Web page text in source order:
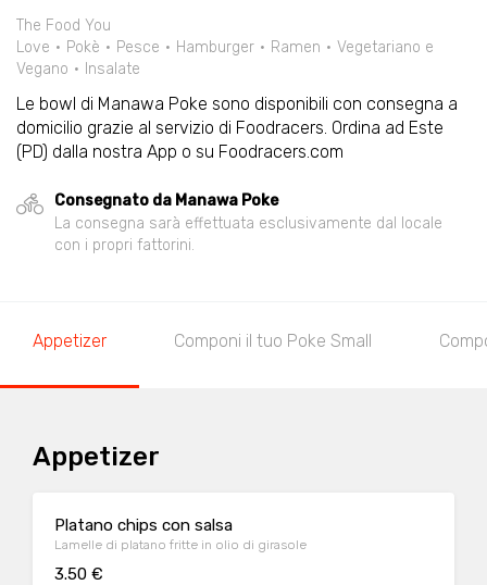
The Food You
Love
Pokè Pesce Hamburger Ramen
Vegetariano e
Vegano
Insalate
Le bowl di Manawa Poke sono disponibili con consegna a
domicilio grazie al servizio di Foodracers. Ordina ad Este
(PD) dalla nostra App o su Foodracers.com
Consegnato da Manawa Poke
La consegna sarà effettuata esclusivamente dal locale
con i propri fattorini.
Appetizer Componi il tuo Poke Small
Appetizer
Platano chips con salsa
Lamelle di platano fritte in olio di girasole
3.50 €